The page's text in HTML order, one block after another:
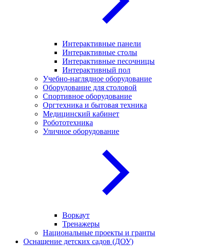
Интерактивные панели
Интерактивные столы
Интерактивные песочницы
Интерактивный пол
Учебно-наглядное оборудование
Оборудование для столовой
Спортивное оборудование
Оргтехника и бытовая техника
Медицинский кабинет
Робототехника
Уличное оборудование
Воркаут
Тренажеры
Национальные проекты и гранты
Оснащение детских садов (ДОУ)